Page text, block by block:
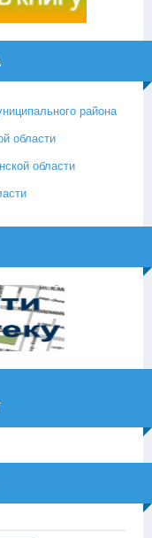
района
области
области